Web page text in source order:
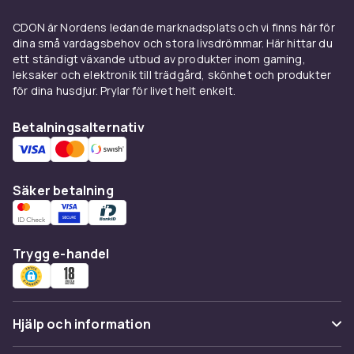
metallbeslag, vilket ger ett välbalanserat och
modernt uttryck.
Höjder och användningsområden
Bordsben finns i flera standardhöjder
beroende på vad du vill skapa. Soffbordsben
mäter vanligtvis mellan 35 och 45 cm, medan
till 75 cm. Barbords- och ståbordsben kan vara
upp till 110 cm. Väljer du bordsben med
kompensera för ojämna golv, vilket är praktiskt
i äldre byggnader och hus med sättningar.
resultat.
CDON är Nordens ledande marknadsplats och vi finns här för
dina små vardagsbehov och stora livsdrömmar. Här hittar du
ett ständigt växande utbud av produkter inom gaming,
leksaker och elektronik till trädgård, skönhet och produkter
för dina husdjur. Prylar för livet helt enkelt.
Betalningsalternativ
Säker betalning
Trygg e-handel
Hjälp och information